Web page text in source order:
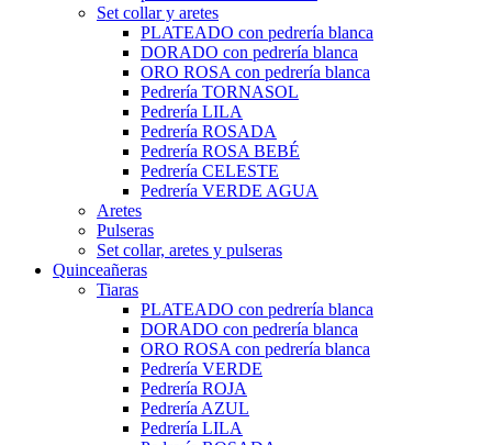
Set collar y aretes
PLATEADO con pedrería blanca
DORADO con pedrería blanca
ORO ROSA con pedrería blanca
Pedrería TORNASOL
Pedrería LILA
Pedrería ROSADA
Pedrería ROSA BEBÉ
Pedrería CELESTE
Pedrería VERDE AGUA
Aretes
Pulseras
Set collar, aretes y pulseras
Quinceañeras
Tiaras
PLATEADO con pedrería blanca
DORADO con pedrería blanca
ORO ROSA con pedrería blanca
Pedrería VERDE
Pedrería ROJA
Pedrería AZUL
Pedrería LILA